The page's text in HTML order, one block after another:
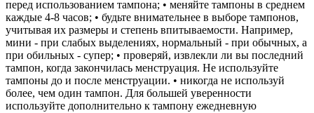
перед использованием тампона; • меняйте тампоны в среднем
каждые 4-8 часов; • будьте внимательнее в выборе тампонов,
учитывая их размеры и степень впитываемости. Например,
мини - при слабых выделениях, нормальный - при обычных, а
при обильных - супер; • проверяй, извлекли ли вы последний
тампон, когда закончилась менструация. Не используйте
тампоны до и после менструации. • никогда не используй
более, чем один тампон. Для большей уверенности
используйте дополнительно к тампону ежедневную